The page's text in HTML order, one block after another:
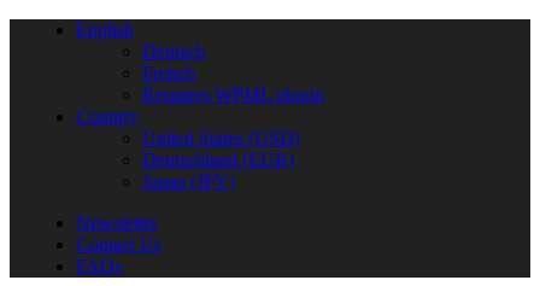
English
Deutsch
French
Requires WPML plugin
Country
United States (USD)
Deutschland (EUR)
Japan (JPY)
Newsletter
Contact Us
FAQs